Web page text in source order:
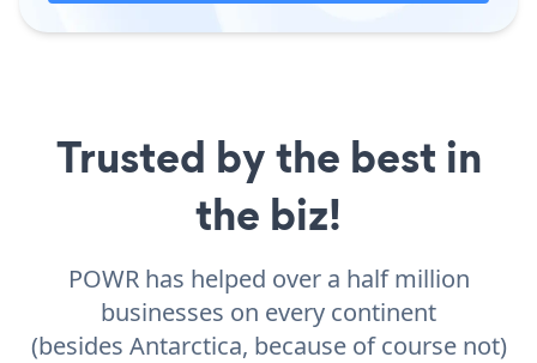
Trusted by the best in
the biz!
POWR has helped over a half million
businesses on every continent
(besides Antarctica, because of course not)